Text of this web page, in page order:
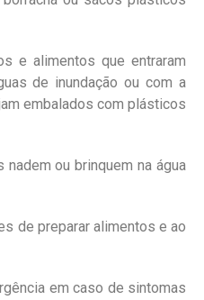
e alimentos que entraram
de inundação ou com a
embalados com plásticos
nadem ou brinquem na água
de preparar alimentos e ao
em caso de sintomas